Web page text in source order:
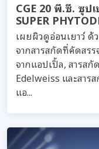
CGE 20 พี.ซี. ซุป
SUPER
เผยผิวดูอ่อนเยาว์
จากสารสกัดที่คัดสร
จากแอปเปิ้ล, สารส
Edelweiss และสาร
แอ...